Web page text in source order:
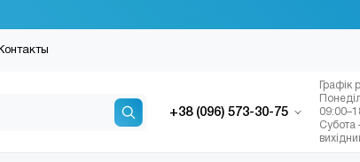
Контакты
+38 (096) 573-30-75
Графік
Субота